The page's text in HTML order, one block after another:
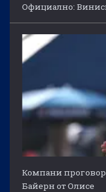
Официално:
Компани
Байерн от Олисе